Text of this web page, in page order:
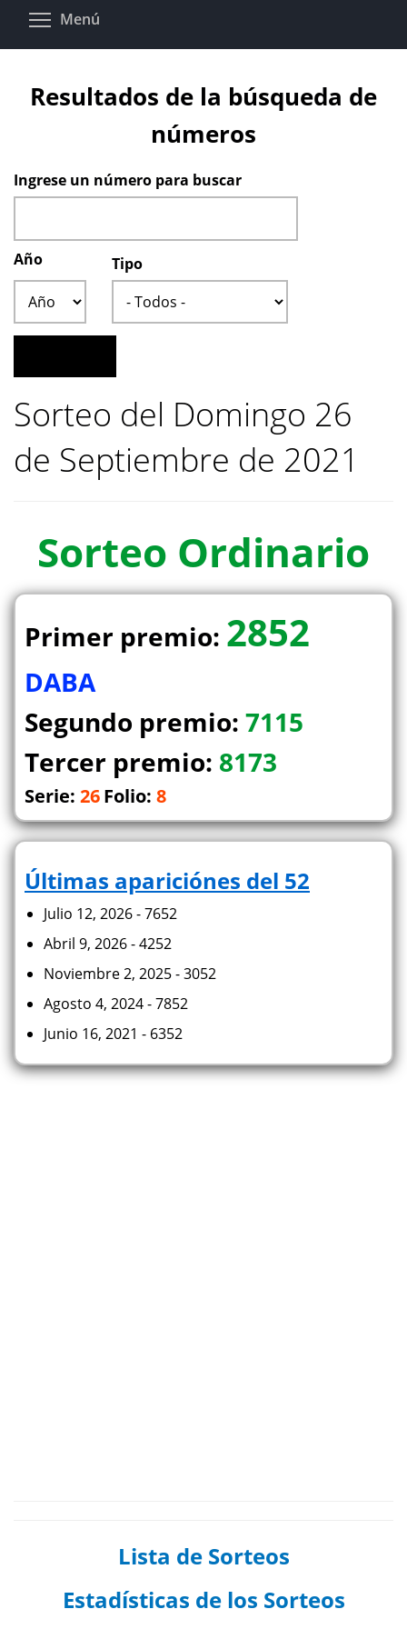
Pasar
Menú
Resultados de la búsqueda de
números
Ingrese un número para buscar
Año
Tipo
Sorteo del Domingo 26
de Septiembre de 2021
Sorteo Ordinario
Primer premio: 2852
DABA
Segundo premio: 7115
Tercer premio: 8173
Serie: 26Folio: 8
Últimas apariciónes del 52
Julio 12, 2026 - 7652
Abril 9, 2026 - 4252
Noviembre 2, 2025 - 3052
Agosto 4, 2024 - 7852
Junio 16, 2021 - 6352
Lista de Sorteos
Estadísticas de los Sorteos